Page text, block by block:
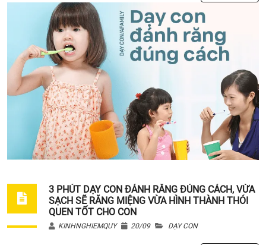
3 PHÚT DẠY CON ĐÁNH RĂNG ĐÚNG CÁCH, VỪA
SẠCH SẼ RĂNG MIỆNG VỪA HÌNH THÀNH THÓI
QUEN TỐT CHO CON
KINHNGHIEMQUY 20/09 DẠY CON